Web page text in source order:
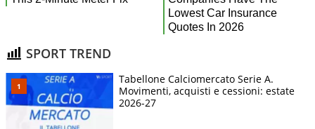
SPORT TREND
Tabellone Calciomercato Serie A.
Movimenti, acquisti e cessioni: estate
2026-27